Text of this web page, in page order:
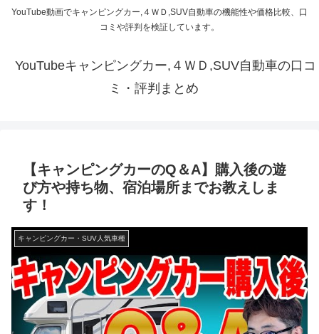
YouTube動画でキャンピングカー,４ＷＤ,SUV自動車の機能性や価格比較、口
コミや評判を検証しています。
YouTubeキャンピングカー,４ＷＤ,SUV自動車の口コ
ミ・評判まとめ
【キャンピングカーのQ＆A】購入後の遊
び方や持ち物、宿泊場所までお教えしま
す！
キャンピングカー・SUV人気車種